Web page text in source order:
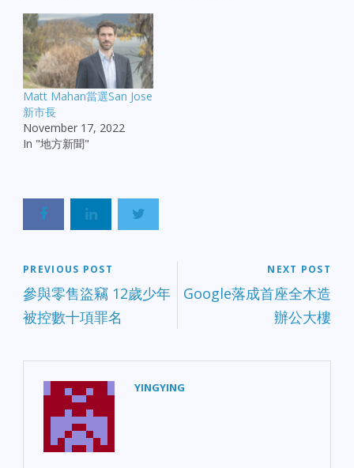
Matt Mahan當選San Jose
新市長
November 17, 2022
In "地方新聞"
PREVIOUS POST
參與零售盜竊 12歲少年
被控數十項罪名
NEXT POST
Google落成首座全木造
辦公大樓
YINGYING